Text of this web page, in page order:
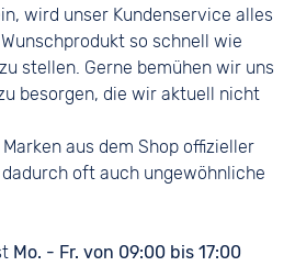
wird unser Kundenservice alles
so schnell wie
stellen. Gerne bemühen wir uns
besorgen, die wir aktuell nicht
aus dem Shop offizieller
oft auch ungewöhnliche
Mo. - Fr. von 09:00 bis 17:00